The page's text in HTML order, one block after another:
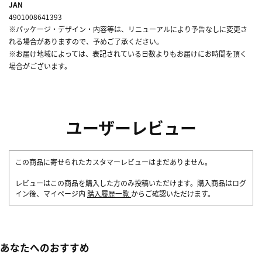
JAN
4901008641393
※パッケージ・デザイン・内容等は、リニューアルにより予告なしに変更さ
れる場合がありますので、予めご了承ください。
※お届け地域によっては、表記されている日数よりもお届けにお時間を頂く
場合がございます。
ユーザーレビュー
この商品に寄せられたカスタマーレビューはまだありません。
レビューはこの商品を購入した方のみ投稿いただけます。購入商品はログ
イン後、マイページ内 購入履歴一覧 からご確認いただけます。
あなたへのおすすめ